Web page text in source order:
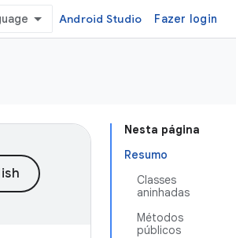
Android Studio Fazer login
Nesta página
Resumo
Classes
aninhadas
Métodos
públicos